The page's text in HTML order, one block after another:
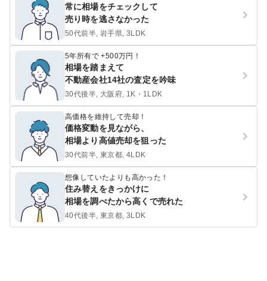
常に相場をチェックして
売り時を逃さなかった
50代前半, 岩手県, 3LDK
5年所有で +500万円！
相場を踏まえて
不動産会社14社の査定を吟味
30代後半, 大阪府, 1K・1LDK
高価格を維持して売却！
価格変動を見ながら、
相場より高値売却を狙った
30代前半, 東京都, 4LDK
想像していたよりも高かった！
住み替えをきっかけに
相場を調べたから高くで売れた
40代後半, 東京都, 3LDK